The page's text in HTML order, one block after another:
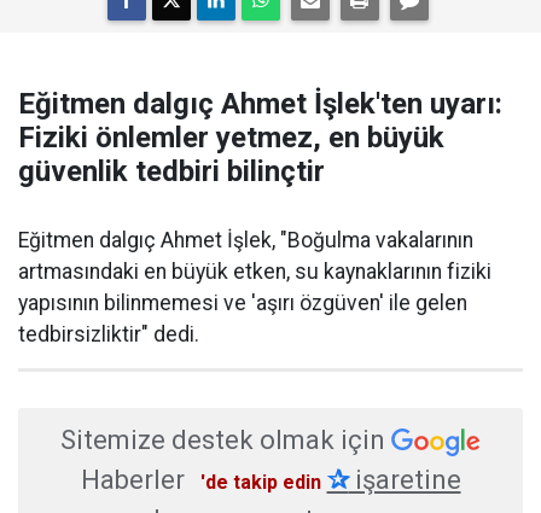
Eğitmen dalgıç Ahmet İşlek'ten uyarı:
Fiziki önlemler yetmez, en büyük
güvenlik tedbiri bilinçtir
Eğitmen dalgıç Ahmet İşlek, "Boğulma vakalarının
artmasındaki en büyük etken, su kaynaklarının fiziki
yapısının bilinmemesi ve 'aşırı özgüven' ile gelen
tedbirsizliktir" dedi.
Sitemize destek olmak için
Haberler
'de takip edin ✰işaretine